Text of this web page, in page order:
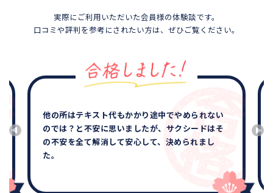
実際にご利用いただいた会員様の体験談です。
口コミや評判を参考にされたい方は、ぜひご覧ください。
他の所はテキスト代もかかり途中でやめられない
のでは？と不安に思いましたが、サクシードはそ
の不安を全て解消して安心して、決められまし
た。